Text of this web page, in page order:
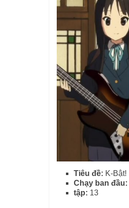
Tiêu đề: K-Bật!
Chạy ban đầu:
tập: 13